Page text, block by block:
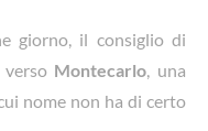
giorno, il consiglio di
Montecarlo, una
nome non ha di certo